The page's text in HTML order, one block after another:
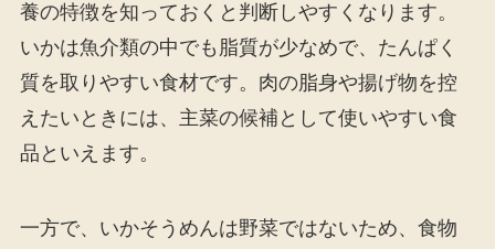
養の特徴を知っておくと判断しやすくなります。
いかは魚介類の中でも脂質が少なめで、たんぱく
質を取りやすい食材です。肉の脂身や揚げ物を控
えたいときには、主菜の候補として使いやすい食
品といえます。
一方で、いかそうめんは野菜ではないため、食物